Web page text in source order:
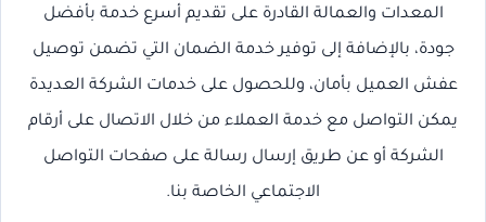
المعدات والعمالة القادرة على تقديم أسرع خدمة بأفضل
جودة، بالإضافة إلى توفير خدمة الضمان التي تضمن توصيل
عفش العميل بأمان، وللحصول على خدمات الشركة العديدة
يمكن التواصل مع خدمة العملاء من خلال الاتصال على أرقام
الشركة أو عن طريق إرسال رسالة على صفحات التواصل
الاجتماعي الخاصة بنا.